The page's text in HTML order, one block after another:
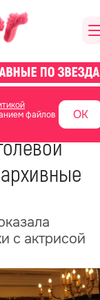
файлов
ОК
с актрисой